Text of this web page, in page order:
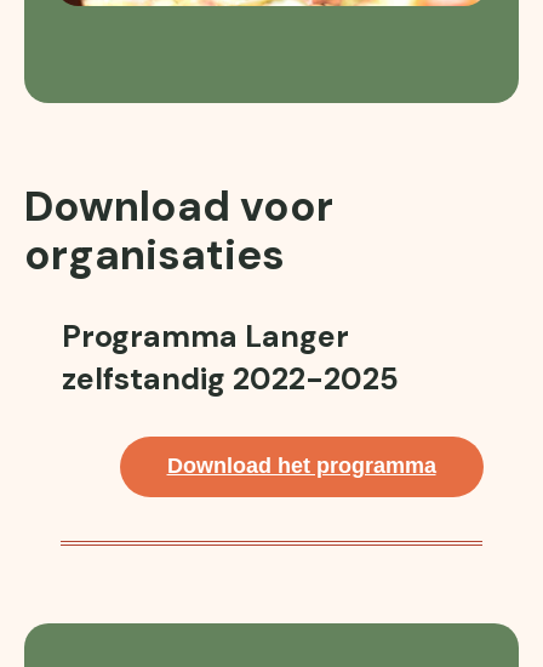
Download voor
organisaties
Programma Langer
zelfstandig 2022-2025
Download het programma